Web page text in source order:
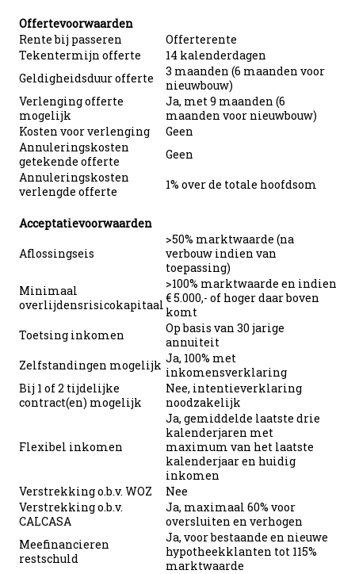
Offertevoorwaarden
Rente bij passeren
Offerterente
Tekentermijn offerte
14 kalenderdagen
Geldigheidsduur offerte
3 maanden (6 maanden voor
nieuwbouw)
Verlenging offerte
mogelijk
Ja, met 9 maanden (6
maanden voor nieuwbouw)
Kosten voor verlenging
Geen
Annuleringskosten
getekende offerte
Geen
Annuleringskosten
verlengde offerte
1% over de totale hoofdsom
Acceptatievoorwaarden
Aflossingseis
>50% marktwaarde (na
verbouw indien van
toepassing)
Minimaal
overlijdensrisicokapitaal
>100% marktwaarde en indien
€ 5.000,- of hoger daar boven
komt
Toetsing inkomen
Op basis van 30 jarige
annuiteit
Zelfstandingen mogelijk Ja, 100% met
inkomensverklaring
Bij 1 of 2 tijdelijke
contract(en) mogelijk
Nee, intentieverklaring
noodzakelijk
Flexibel inkomen
Ja, gemiddelde laatste drie
kalenderjaren met
maximum van het laatste
kalenderjaar en huidig
inkomen
Verstrekking o.b.v. WOZ
Nee
Verstrekking o.b.v.
CALCASA
Ja, maximaal 60% voor
oversluiten en verhogen
Meefinancieren
restschuld
Ja, voor bestaande en nieuwe
hypotheekklanten tot 115%
marktwaarde